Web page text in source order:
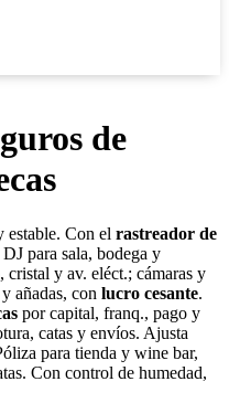
de
estable. Con el rastreador de
para sala, bodega y
y av. eléct.; cámaras y
añadas, con lucro cesante.
por capital, franq., pago y
catas y envíos. Ajusta
para tienda y wine bar,
Con control de humedad,